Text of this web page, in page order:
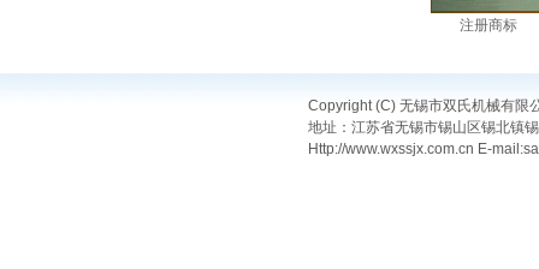
注册商标
Copyright (C) 无锡市双氏机械有限
地址：江苏省无锡市锡山区锡北镇
Http://www.wxssjx.com.cn E-